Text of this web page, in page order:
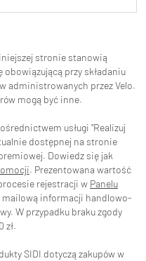
stronie stanowią
przy składaniu
administrowanych przez Velo.
mogą być inne.
usługi "Realizuj
dostępnej na stronie
Dowiedz się jak
. Prezentowana wartość
rejestracji w Panelu
mailową informacji handlowo-
W przypadku braku zgody
zł.
SIDI dotyczą zakupów w